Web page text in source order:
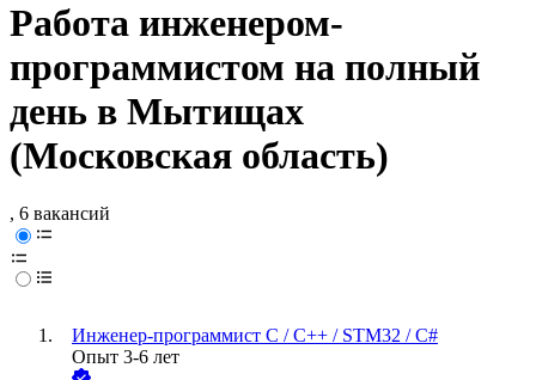
Работа инженером-
программистом на полный
день в Мытищах
(Московская область)
, 6 вакансий
Инженер-программист C / С++ / STM32 / C#
Опыт 3-6 лет